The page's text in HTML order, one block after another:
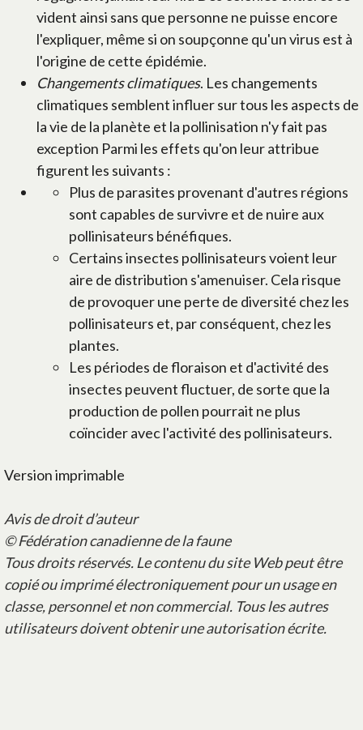
vident ainsi sans que personne ne puisse encore
l'expliquer, même si on soupçonne qu'un virus est à
l'origine de cette épidémie.
Changements climatiques. Les changements
climatiques semblent influer sur tous les aspects de
la vie de la planète et la pollinisation n'y fait pas
exception Parmi les effets qu'on leur attribue
figurent les suivants :
Plus de parasites provenant d'autres régions
sont capables de survivre et de nuire aux
pollinisateurs bénéfiques.
Certains insectes pollinisateurs voient leur
aire de distribution s'amenuiser. Cela risque
de provoquer une perte de diversité chez les
pollinisateurs et, par conséquent, chez les
plantes.
Les périodes de floraison et d'activité des
insectes peuvent fluctuer, de sorte que la
production de pollen pourrait ne plus
coïncider avec l'activité des pollinisateurs.
Version imprimable
Avis de droit d’auteur
© Fédération canadienne de la faune
Tous droits réservés. Le contenu du site Web peut être
copié ou imprimé électroniquement pour un usage en
classe, personnel et non commercial. Tous les autres
utilisateurs doivent obtenir une autorisation écrite.